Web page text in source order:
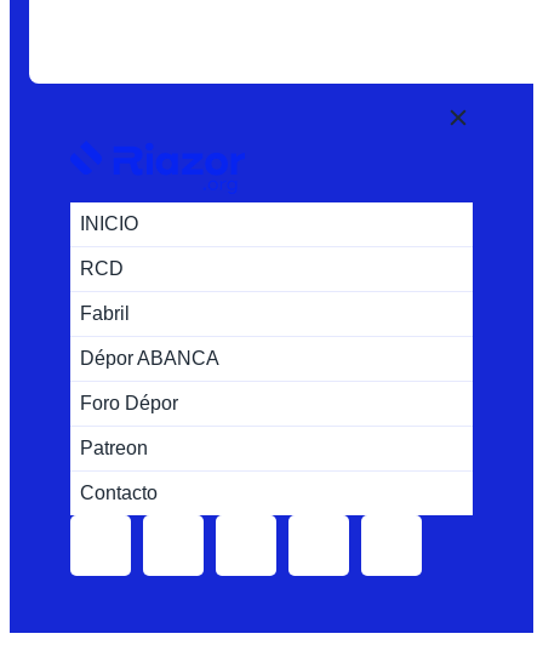
INICIO
RCD
Fabril
Dépor ABANCA
Foro Dépor
Patreon
Contacto